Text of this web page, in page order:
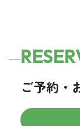
ご予約・